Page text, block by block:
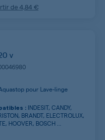
de4,84 €
v
pour Lave-linge
: INDESIT, CANDY,
BRANDT, ELECTROLUX,
HOOVER, BOSCH ...